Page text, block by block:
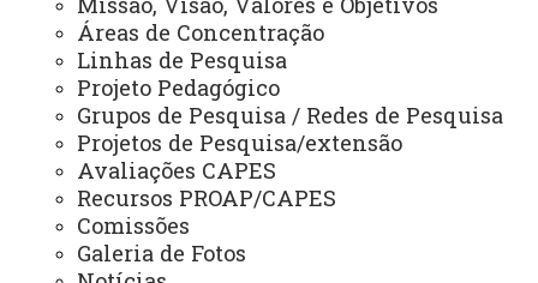
Webmail Sistemas
Arquivo Virtual
Campus
Áreas de Concentração
Linhas de Pesquisa
Projeto Pedagógico
Grupos de Pesquisa / Redes de Pesquisa
Projetos de Pesquisa/extensão
Avaliações CAPES
Recursos PROAP/CAPES
Comissões
Galeria de Fotos
Mestrado e Doutorado em Engenharia Agrícola